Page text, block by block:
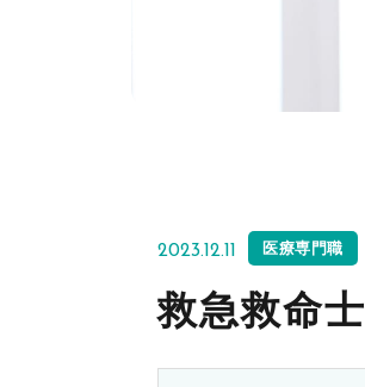
2023.12.11 医療専門職
救急救命士